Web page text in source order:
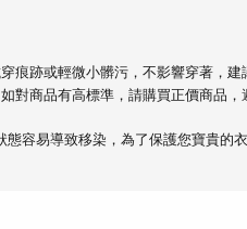
跡或輕微小髒污，不影響穿著，建
對商品有高標準，請購買正價商品，
容易導致移染， 為了保護您寶貴的